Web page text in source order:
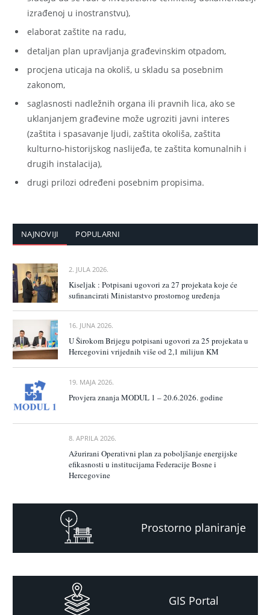
izrađenoj u inostranstvu),
elaborat zaštite na radu,
detaljan plan upravljanja građevinskim otpadom,
procjena uticaja na okoliš, u skladu sa posebnim
zakonom,
saglasnosti nadležnih organa ili pravnih lica, ako se
uklanjanjem građevine može ugroziti javni interes
(zaštita i spasavanje ljudi, zaštita okoliša, zaštita
kulturno-historijskog naslijeđa, te zaštita komunalnih i
drugih instalacija),
drugi prilozi određeni posebnim propisima.
NAJNOVIJI POPULARNI
2. JULA 2026.
Kiseljak : Potpisani ugovori za 27 projekata koje će
sufinancirati Ministarstvo prostornog uređenja
16. JUNA 2026.
U Širokom Brijegu potpisani ugovori za 25 projekata u
Hercegovini vrijednih više od 2,1 milijun KM
19. MAJA 2026.
Provjera znanja MODUL 1 – 20.6.2026. godine
8. APRILA 2026.
Ažurirani Operativni plan za poboljšanje energijske
efikasnosti u institucijama Federacije Bosne i
Hercegovine
Prostorno planiranje
GIS Portal